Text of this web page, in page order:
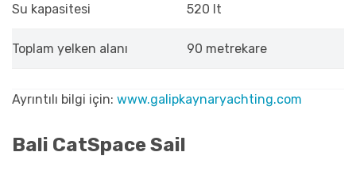
Su kapasitesi 520 lt
Toplam yelken alanı 90 metrekare
Ayrıntılı bilgi için: www.galipkaynaryachting.com
Bali CatSpace Sail